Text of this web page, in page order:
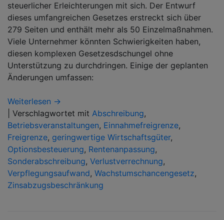
steuerlicher Erleichterungen mit sich. Der Entwurf
dieses umfangreichen Gesetzes erstreckt sich über
279 Seiten und enthält mehr als 50 Einzelmaßnahmen.
Viele Unternehmer könnten Schwierigkeiten haben,
diesen komplexen Gesetzesdschungel ohne
Unterstützung zu durchdringen. Einige der geplanten
Änderungen umfassen:
Weiterlesen →
Verschlagwortet mit Abschreibung,
Betriebsveranstaltungen, Einnahmefreigrenze,
Freigrenze, geringwertige Wirtschaftsgüter,
Optionsbesteuerung, Rentenanpassung,
Sonderabschreibung, Verlustverrechnung,
Verpflegungsaufwand, Wachstumschancengesetz,
Zinsabzugsbeschränkung